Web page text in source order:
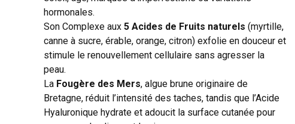
hormonales.
Son Complexe aux 5 Acides de Fruits naturels (myrtille,
canne à sucre, érable, orange, citron) exfolie en douceur et
stimule le renouvellement cellulaire sans agresser la
peau.
La Fougère des Mers, algue brune originaire de
Bretagne, réduit l’intensité des taches, tandis que l’Acide
Hyaluronique hydrate et adoucit la surface cutanée pour